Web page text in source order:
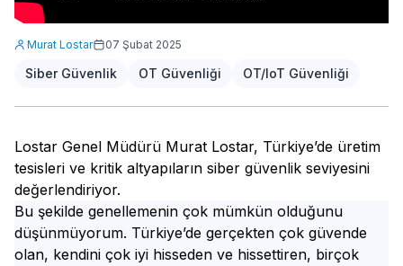
Murat Lostar 07 Şubat 2025
Siber Güvenlik OT Güvenliği OT/IoT Güvenliği
Lostar Genel Müdürü Murat Lostar, Türkiye’de üretim
tesisleri ve kritik altyapıların siber güvenlik seviyesini
değerlendiriyor.
Bu şekilde genellemenin çok mümkün olduğunu
düşünmüyorum. Türkiye’de gerçekten çok güvende
olan, kendini çok iyi hisseden ve hissettiren, birçok